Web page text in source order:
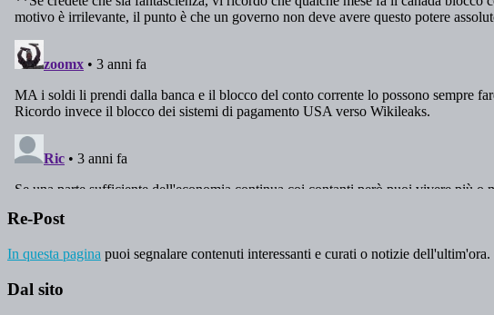
Re-Post
In questa pagina puoi segnalare contenuti interessanti e curati o notizie dell'ultim'ora.
Dal sito